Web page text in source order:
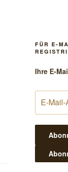
FÜR E-
Ihre E-